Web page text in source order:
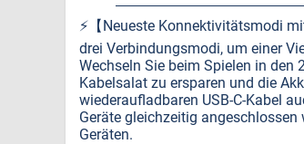
⚡️【Neueste Konnektivitätsmodi
drei Verbindungsmodi, um einer
Wechseln Sie beim Spielen in den
Kabelsalat zu ersparen und die
wiederaufladbaren USB-C-Kabel
Geräte gleichzeitig
Geräten.